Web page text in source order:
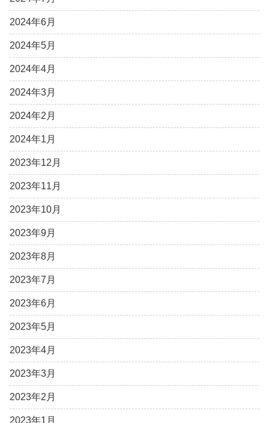
2024年6月
2024年5月
2024年4月
2024年3月
2024年2月
2024年1月
2023年12月
2023年11月
2023年10月
2023年9月
2023年8月
2023年7月
2023年6月
2023年5月
2023年4月
2023年3月
2023年2月
2023年1月